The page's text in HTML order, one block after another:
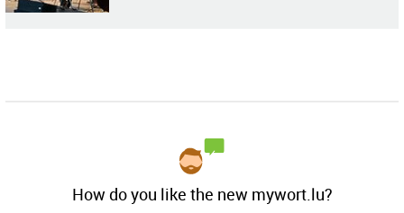
How do you like the new mywort.lu?